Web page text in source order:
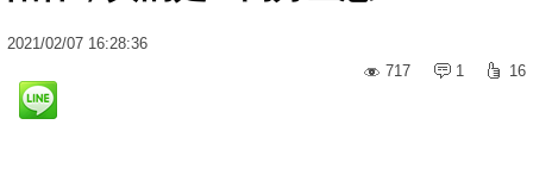
2021/02/07 16:28:36
717
1 16